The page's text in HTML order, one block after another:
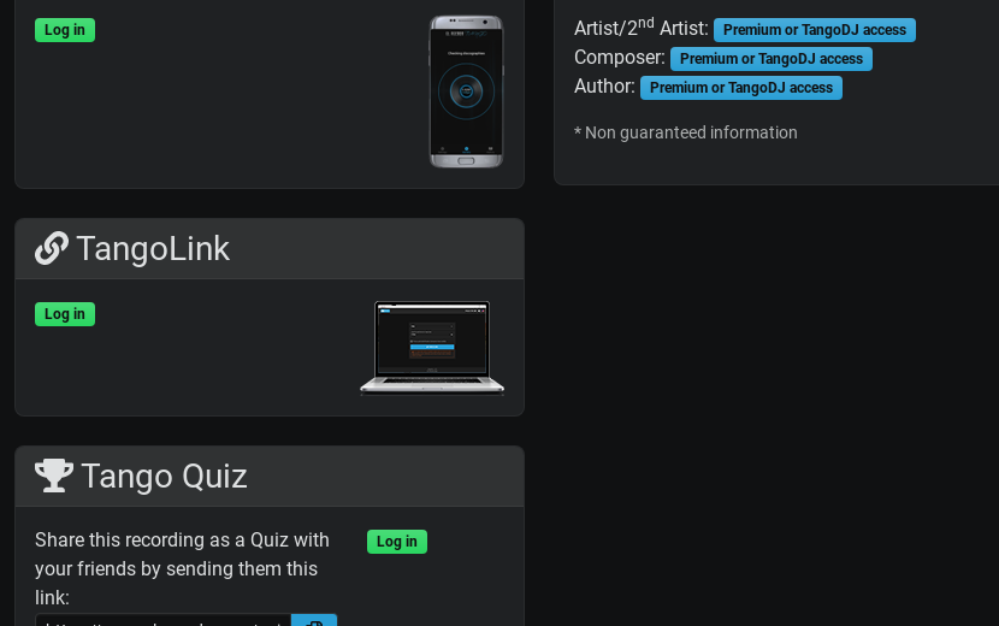
Log in
TangoLink
Log in
Tango Quiz
Share this recording as a Quiz with
your friends by sending them this
link:
Log in
Artist/2nd Artist: Premium or TangoDJ access
Composer: Premium or TangoDJ access
Author: Premium or TangoDJ access
* Non guaranteed information